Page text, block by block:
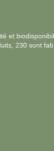
et
230 sont